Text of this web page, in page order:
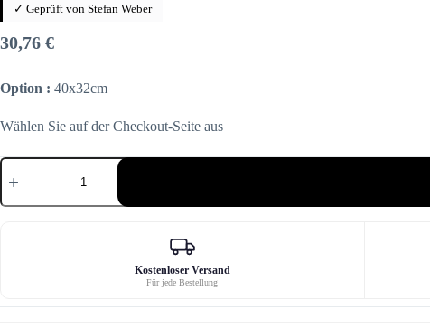
✓ Geprüft von Stefan Weber
30,76 €
Option : 40x32cm
Wählen Sie auf der Checkout-Seite aus
Neon
Weinbar
Kostenloser Versand
Für jede Bestellung